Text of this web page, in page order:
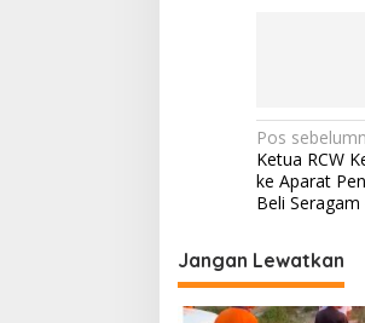
N
a
v
i
g
a
Pos
Ketua RCW
ke Aparat
Beli
Jangan Lewatkan